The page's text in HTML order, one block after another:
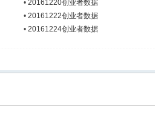
•20161220创业者数据
•20161222创业者数据
•20161224创业者数据